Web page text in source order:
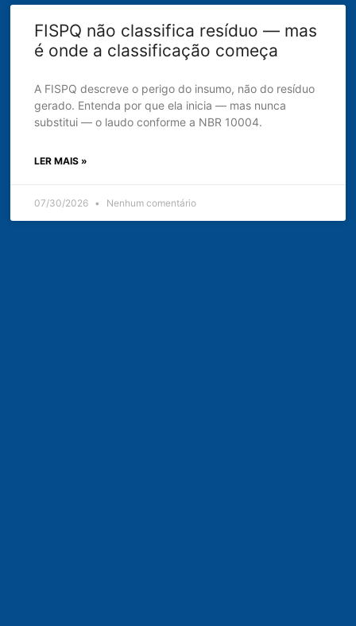
FISPQ não classifica resíduo — mas
é onde a classificação começa
A FISPQ descreve o perigo do insumo, não do resíduo
gerado. Entenda por que ela inicia — mas nunca
substitui — o laudo conforme a NBR 10004.
LER MAIS »
07/30/2026 Nenhum comentário